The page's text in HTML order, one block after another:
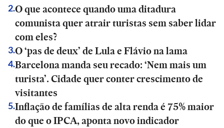
2.O que acontece quando uma ditadura
comunista quer atrair turistas sem saber lidar
com eles?
3.O ‘pas de deux’ de Lula e Flávio na lama
4.Barcelona manda seu recado: ‘Nem mais um
turista’. Cidade quer conter crescimento de
visitantes
5.Inflação de famílias de alta renda é 75% maior
do que o IPCA, aponta novo indicador